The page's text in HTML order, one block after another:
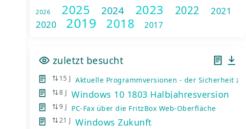
2026 2025 2024 2023 2022
2021
2020
2019 2018 2017
zuletzt besucht
15 J Aktuelle Programmversionen - der Sicherheit zu
8 J Windows 10 1803 Halbjahresversion
9 J PC-Fax über die FritzBox Web-Oberfläche
21 J Windows Zukunft